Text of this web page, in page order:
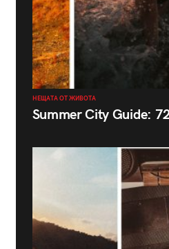
НЕЩАТА ОТ ЖИВОТА
Summer City Guide: